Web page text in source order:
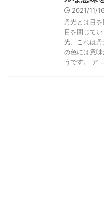
2021/11/16
丹光とは目
目を閉じて
光、これは
の色には意
うです。 ア